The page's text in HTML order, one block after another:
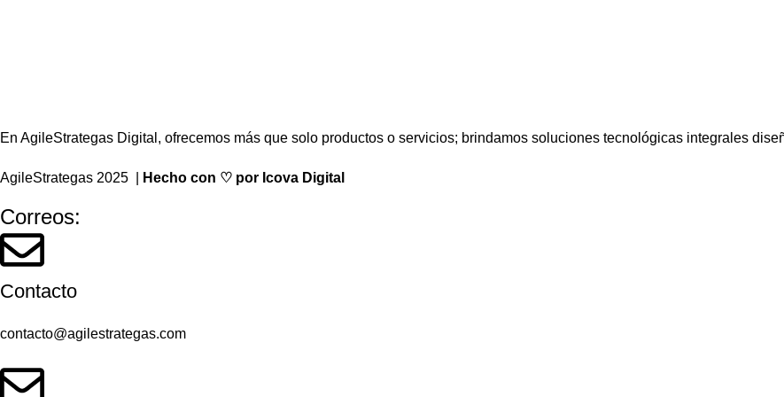
En AgileStrategas Digital, ofrecemos más que solo productos o servicios; brindamos soluciones tecnológicas integrales
AgileStrategas 2025 | Hecho con ♡ por Icova Digital
Correos:
Contacto
contacto@agilestrategas.com